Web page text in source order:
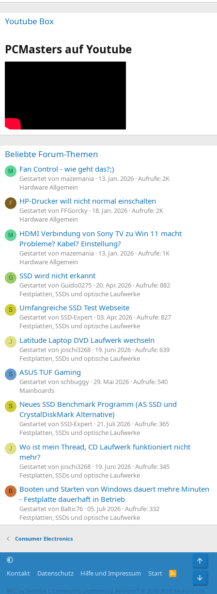
Youtube Box
PCMasters auf Youtube
Beliebte Forum-Themen
M Fan Control - wie geht das?;)
Gestartet von mazemania 13. Jan. 2026 Aufrufe: 2K
Hardware Allgemein
F HP-Drucker will nicht normal einschalten
Gestartet von FFGorcky 18. Jan. 2026 Aufrufe: 2K
Hardware Allgemein
M
HDMI Verbindung von Sony TV zu Win 11 macht
Probleme? Kabel? Einstellung?
Gestartet von mazemania 13. Jan. 2026 Aufrufe: 1K
Hardware Allgemein
G SSD wird nicht erkannt
Gestartet von Guido0275 20. Apr. 2026 Aufrufe: 882
Festplatten, SSDs und optische Laufwerke
S Umfangreiche SSD Test Webseite
Gestartet von SSD-Expert 03. Apr. 2026 Aufrufe: 827
Festplatten, SSDs und optische Laufwerke
J Latitude Laptop DVD Laufwerk wechseln
Gestartet von joschi3268 19. Juni 2026 Aufrufe: 639
Festplatten, SSDs und optische Laufwerke
S ASUS TUF Gaming
Gestartet von schbuggy 29. Mai 2026 Aufrufe: 540
Mainboards
S
Neues SSD Benchmark Programm (AS SSD und
CrystalDiskMark Alternative)
Gestartet von SSD-Expert 21. Juli 2026 Aufrufe: 365
Festplatten, SSDs und optische Laufwerke
J
Wo ist mein Thread, CD Laufwerk funktioniert nicht
mehr?
Gestartet von joschi3268 19. Juni 2026 Aufrufe: 345
Festplatten, SSDs und optische Laufwerke
B
Booten und Starten von Windows dauert mehre Minuten
- Festplatte dauerhaft in Betrieb
Gestartet von Baltic76 05. Juli 2026 Aufrufe: 332
Festplatten, SSDs und optische Laufwerke
Consumer Electronics
Kontakt Datenschutz Hilfe und Impressum Start
R
SEO by XenVibe Community platform by XenForo ® © 2010-2026 XenForo Ltd.